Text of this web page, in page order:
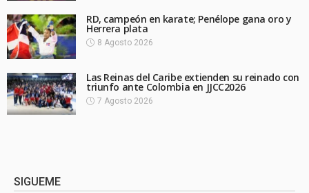
RD, campeón en karate; Penélope gana oro y
Herrera plata
8 Agosto 2026
Las Reinas del Caribe extienden su reinado con
triunfo ante Colombia en JJCC2026
7 Agosto 2026
SIGUEME